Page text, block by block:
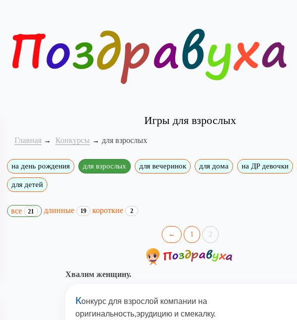
Игры для взрослых
Главная Конкурсы для взрослых
на день рождения для взрослых для вечеринок для дома на ДР девочки
для детей
все 21 длинные 19 короткие 2
← 1 2
Хвалим женщину.
Конкурс для взрослой компании на
оригинальность,эрудицию и смекалку.